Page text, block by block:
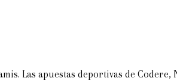
Las apuestas deportivas de